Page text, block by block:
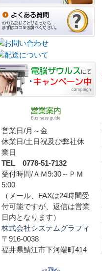
営業日/月～金
休業日/土日祝及び弊社休
業日
TEL 0778-51-7132
受付時間/ＡＭ9:30～ＰＭ
5:00
（メール、FAXは24時間受
付可能ですが、返信は営業
日内となります）
株式会社システムグラフィ
〒916-0038
福井県鯖江市下河端町414